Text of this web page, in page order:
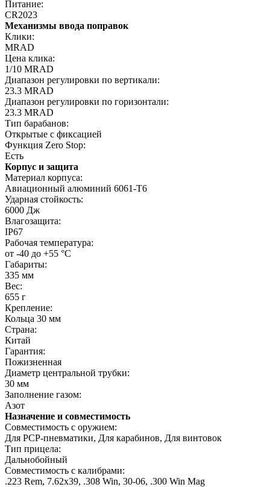
Питание:
CR2023
Механизмы ввода поправок
Клики:
MRAD
Цена клика:
1/10 MRAD
Диапазон регулировки по вертикали:
23.3 MRAD
Диапазон регулировки по горизонтали:
23.3 MRAD
Тип барабанов:
Открытые с фиксацией
Функция Zero Stop:
Есть
Корпус и защита
Материал корпуса:
Авиационный алюминий 6061-T6
Ударная стойкость:
6000 Дж
Влагозащита:
IP67
Рабочая температура:
от -40 до +55 °C
Габариты:
335 мм
Вес:
655 г
Крепление:
Кольца 30 мм
Страна:
Китай
Гарантия:
Пожизненная
Диаметр центральной трубки:
30 мм
Заполнение газом:
Азот
Назначение и совместимость
Совместимость с оружием:
Для PCP-пневматики, Для карабинов, Для винтовок
Тип прицела:
Дальнобойный
Совместимость с калибрами:
.223 Rem, 7.62х39, .308 Win, 30-06, .300 Win Mag